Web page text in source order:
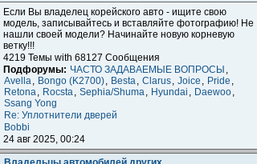
Если Вы владелец корейского авто - ищите свою
модель, записывайтесь и вставляйте фотографию! Не
нашли своей модели? Начинайте новую корневую
ветку!!!
4219 Темы with 68127 Сообщения
Подфорумы: ЧАСТО ЗАДАВАЕМЫЕ ВОПРОСЫ ,
Avella, Bongo (K2700), Besta, Clarus, Joice , Pride ,
Retona, Rocsta, Sephia/Shuma, Hyundai , Daewoo,
Ssang Yong
Re: Уплотнители дверей
Bobbi
24 авг 2025, 00:24